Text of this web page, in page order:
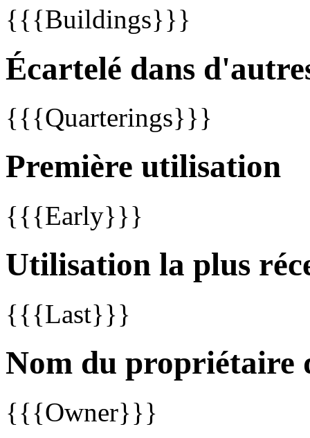
{{{Buildings}}}
Écartelé dans
{{{Quarterings}}}
Première utilisation
{{{Early}}}
Utilisation la plus
{{{Last}}}
Nom du propriétaire
{{{Owner}}}